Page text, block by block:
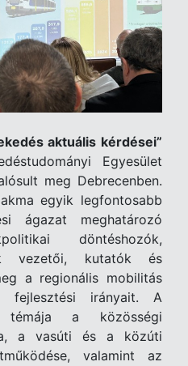
aktuális kérdései”
Egyesület
meg Debrecenben.
egyik legfontosabb
ágazat meghatározó
döntéshozók,
vezetői, kutatók és
a regionális mobilitás
fejlesztési irányait. A
témája a közösségi
a vasúti és a közúti
valamint az